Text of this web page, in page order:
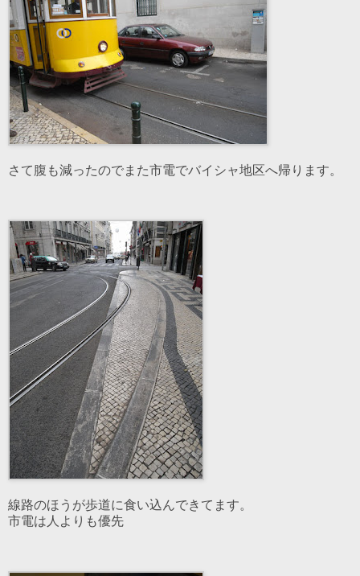
さて腹も減ったのでまた市電でバイシャ地区へ帰ります。
線路のほうが歩道に食い込んできてます。
市電は人よりも優先